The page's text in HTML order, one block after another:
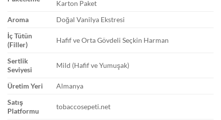
Karton Paket
Aroma
Doğal Vanilya Ekstresi
İç Tütün
(Filler)
Hafif ve Orta Gövdeli Seçkin Harman
Sertlik
Seviyesi
Mild (Hafif ve Yumuşak)
Üretim Yeri
Almanya
Satış
Platformu
tobaccosepeti.net